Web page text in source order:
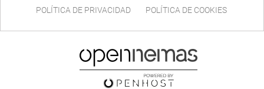
POLÍTICA DE PRIVACIDAD
POLÍTICA DE COOKIES